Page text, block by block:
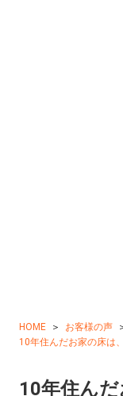
HOME お客様の声
10年住んだお家の床は
10年住ん